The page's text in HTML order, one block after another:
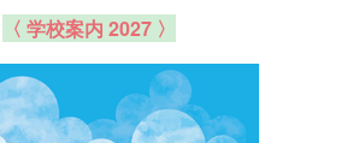
〈 学校案内 2027 〉